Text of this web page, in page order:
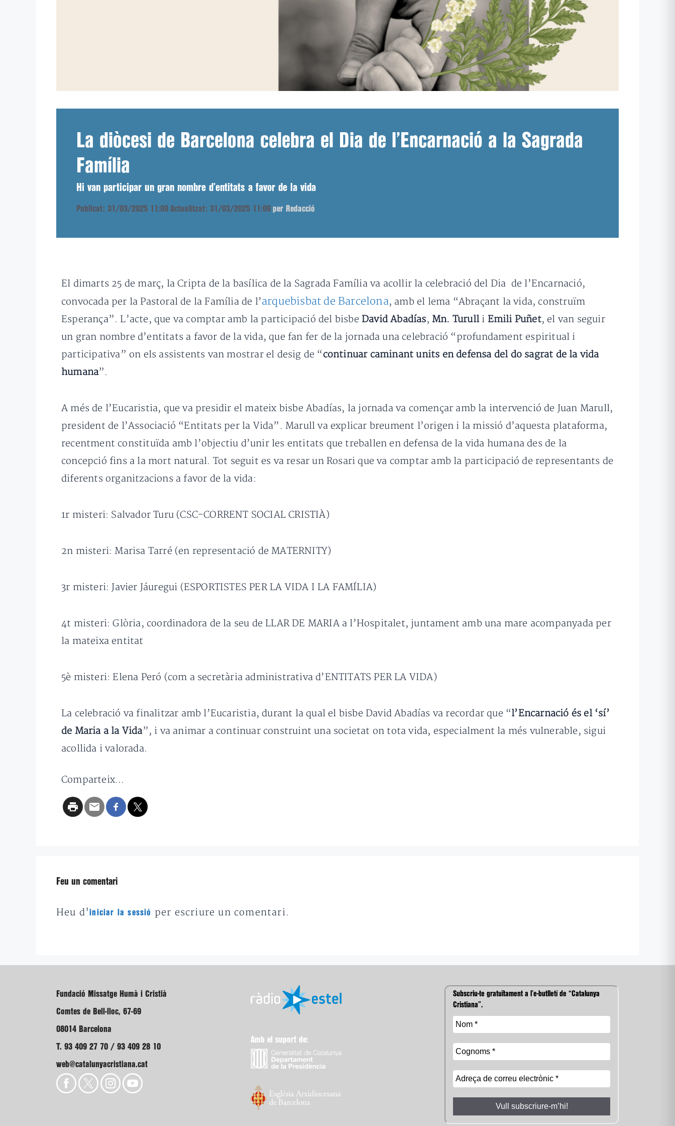
La diòcesi de Barcelona celebra el Dia de l’Encarnació a la Sagrada
Família
Hi van participar un gran nombre d’entitats a favor de la vida
Publicat: 31/03/2025 11:09 Actualitzat: 31/03/2025 11:09 per Redacció
El dimarts 25 de març, la Cripta de la basílica de la Sagrada Família va acollir la celebració del Dia de l’Encarnació,
convocada per la Pastoral de la Família de l’arquebisbat de Barcelona, amb el lema “Abraçant la vida, construïm
Esperança”. L’acte, que va comptar amb la participació del bisbe David Abadías,Mn. Turull i Emili Puñet, el van seguir
un gran nombre d’entitats a favor de la vida, que fan fer de la jornada una celebració “profundament espiritual i
participativa” on els assistents van mostrar el desig de “continuar caminant units en defensa del do sagrat de la vida
humana”.
A més de l’Eucaristia, que va presidir el mateix bisbe Abadías, la jornada va començar amb la intervenció de Juan Marull,
president de l’Associació “Entitats per la Vida”. Marull va explicar breument l’origen i la missió d’aquesta plataforma,
recentment constituïda amb l’objectiu d’unir les entitats que treballen en defensa de la vida humana des de la
concepció fins a la mort natural. Tot seguit es va resar un Rosari que va comptar amb la participació de representants de
diferents organitzacions a favor de la vida:
1r misteri: Salvador Turu (CSC-CORRENT SOCIAL CRISTIÀ)
2n misteri: Marisa Tarré (en representació de MATERNITY)
3r misteri: Javier Jáuregui (ESPORTISTES PER LA VIDA I LA FAMÍLIA)
4t misteri: Glòria, coordinadora de la seu de LLAR DE MARIA a l’Hospitalet, juntament amb una mare acompanyada per
la mateixa entitat
5è misteri: Elena Peró (com a secretària administrativa d’ENTITATS PER LA VIDA)
La celebració va finalitzar amb l’Eucaristia, durant la qual el bisbe David Abadías va recordar que “l’Encarnació és el ‘sí’
de Maria a la Vida”, i va animar a continuar construint una societat on tota vida, especialment la més vulnerable, sigui
acollida i valorada.
Comparteix...
Feu un comentari
Heu d'iniciar la sessió per escriure un comentari.
Fundació Missatge Humà i Cristià
Comtes de Bell-lloc, 67-69
08014 Barcelona
T. 93 409 27 70 / 93 409 28 10
web@catalunyacristiana.cat
Amb el suport de:
Subscriu-te gratuïtament a l’e-butlletí de “Catalunya
Cristiana”.